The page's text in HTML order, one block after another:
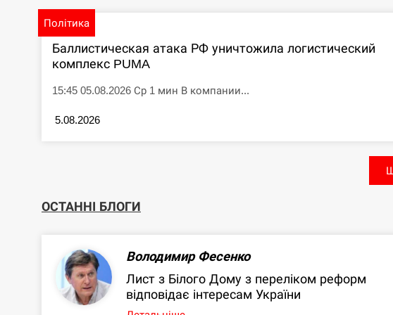
Політика
Баллистическая атака РФ уничтожила логистический
комплекс PUMA
15:45 05.08.2026 Ср 1 мин В компании...
5.08.2026
ОСТАННІ БЛОГИ
Володимир Фесенко
Лист з Білого Дому з переліком реформ
відповідає інтересам України